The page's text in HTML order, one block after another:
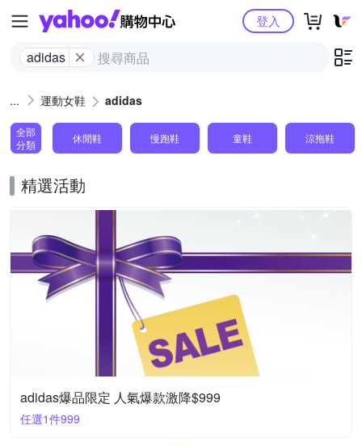
Yahoo購物中心
adidas
登入
運動女鞋 adidas
全部
分類
休閒鞋 慢跑鞋 童鞋 涼拖鞋
精選活動
adidas爆品限定 人氣爆款激降$999
任選1件999